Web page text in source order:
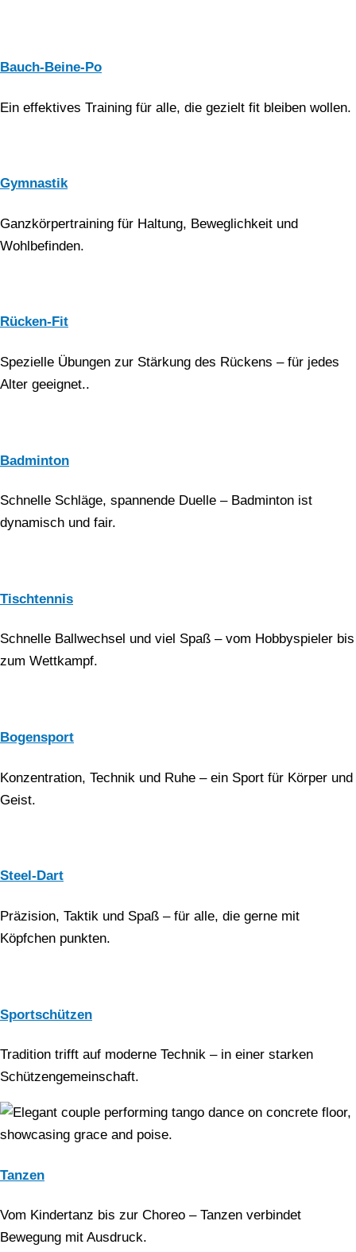
Bauch-Beine-Po
Ein effektives Training für alle, die gezielt fit bleiben wollen.
Gymnastik
Ganzkörpertraining für Haltung, Beweglichkeit und
Wohlbefinden.
Rücken-Fit
Spezielle Übungen zur Stärkung des Rückens – für jedes
Alter geeignet..
Badminton
Schnelle Schläge, spannende Duelle – Badminton ist
dynamisch und fair.
Tischtennis
Schnelle Ballwechsel und viel Spaß – vom Hobbyspieler bis
zum Wettkampf.
Bogensport
Konzentration, Technik und Ruhe – ein Sport für Körper und
Geist.
Steel-Dart
Präzision, Taktik und Spaß – für alle, die gerne mit
Köpfchen punkten.
Sportschützen
Tradition trifft auf moderne Technik – in einer starken
Schützengemeinschaft.
Tanzen
Vom Kindertanz bis zur Choreo – Tanzen verbindet
Bewegung mit Ausdruck.